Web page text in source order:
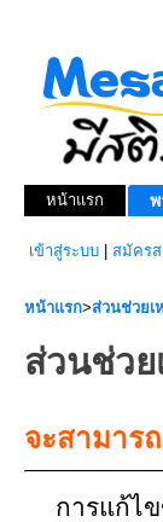
หน้าแรก พ
เข้าสู่ระบบ สมัคร
หน้าแรก>ส่วนช่วยเ
ส่วนช่วย
จะสามาร
การแก้ไ